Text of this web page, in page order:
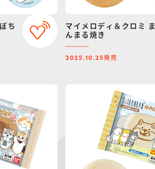
ち
マイメロディ＆クロミ ま
んまる焼き
2025.10.25発売